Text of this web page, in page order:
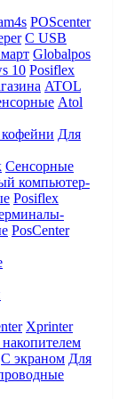
POScenter
С USB
Globalpos
10 Posiflex
ATOL
Atol
Для
Сенсорные
компьютер-
Posiflex
PosCenter
Xprinter
С экраном Для